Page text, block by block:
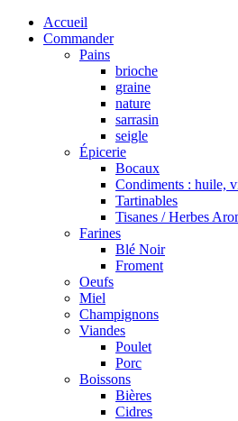
Accueil
Commander
Pains
brioche
graine
nature
sarrasin
seigle
Épicerie
Bocaux
Condiments : huile,
Tartinables
Tisanes / Herbes
Farines
Blé Noir
Froment
Oeufs
Miel
Champignons
Viandes
Poulet
Porc
Boissons
Bières
Cidres